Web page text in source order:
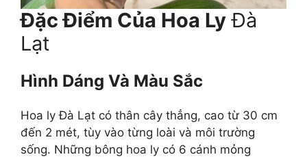
Đặc Điểm Của Hoa Ly Đà
Lạt
Hình Dáng Và Màu Sắc
Hoa ly Đà Lạt có thân cây thẳng, cao từ 30 cm
đến 2 mét, tùy vào từng loài và môi trường
sống. Những bông hoa ly có 6 cánh mỏng